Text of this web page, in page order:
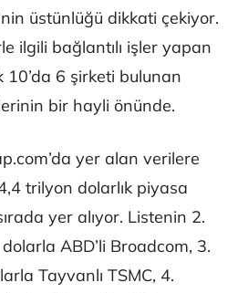
üstünlüğü dikkati çekiyor.
ilgili bağlantılı işler yapan
6 şirketi bulunan
bir hayli önünde.
yer alan verilere
trilyon dolarlık piyasa
yer alıyor. Listenin 2.
ABD’li Broadcom, 3.
Tayvanlı TSMC, 4.